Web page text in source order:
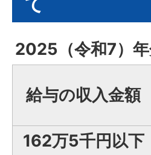
2025（令和7）
給与の収入金額
162万5千円以下